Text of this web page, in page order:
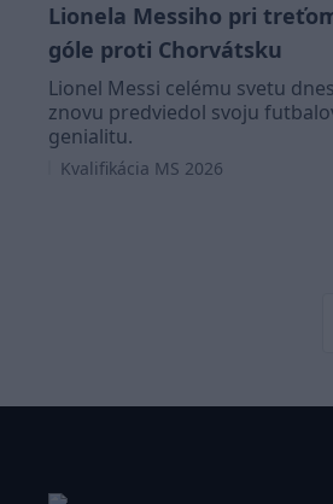
Lionela Messiho pri
góle proti Chorvátsku
Lionel Messi celému svetu dnes
znovu predviedol svoju
genialitu.
Kvalifikácia MS 2026